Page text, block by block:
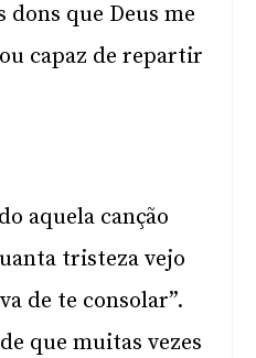
que Deus me
capaz de repartir
aquela canção
tristeza vejo
de te consolar”.
que muitas vezes